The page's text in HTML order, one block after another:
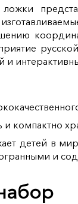
и
и компактно
детей в
и